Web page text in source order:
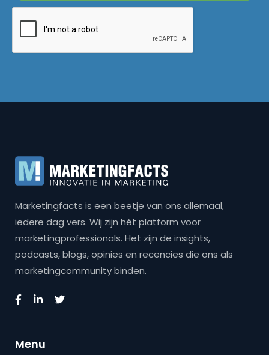
Marketingfacts is een beetje van ons allemaal,
iedere dag vers. Wij zijn hét platform voor
marketingprofessionals. Het zijn de insights,
podcasts, blogs, opinies en recencies die ons als
marketingcommunity binden.
Menu